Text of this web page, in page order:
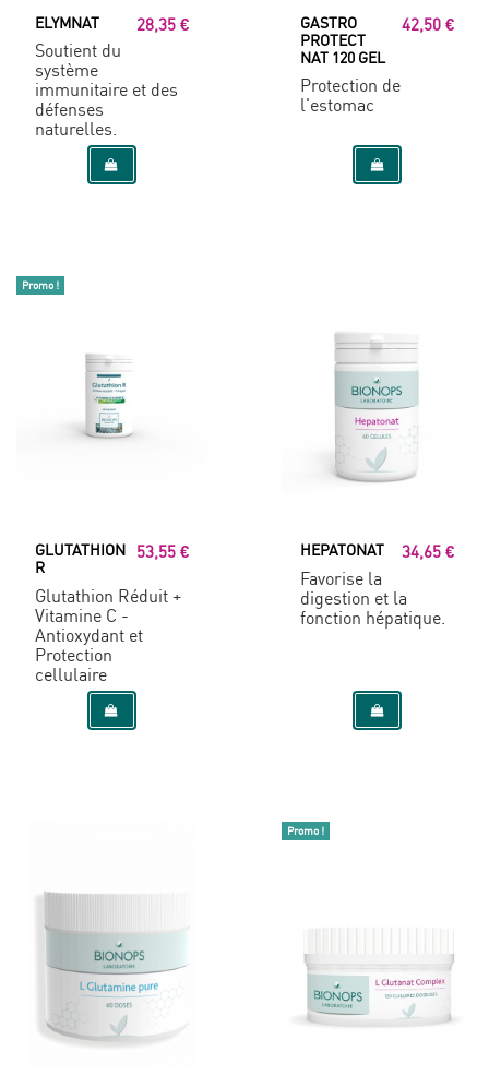
ELYMNAT
28,35 €
Soutient du
système
immunitaire et des
défenses
naturelles.
GASTRO
PROTECT
NAT 120 GEL
42,50 €
Protection de
l'estomac
Promo !
GLUTATHION
R
53,55 €
Glutathion Réduit +
Vitamine C -
Antioxydant et
Protection
cellulaire
HEPATONAT
34,65 €
Favorise la
digestion et la
fonction hépatique.
Promo !